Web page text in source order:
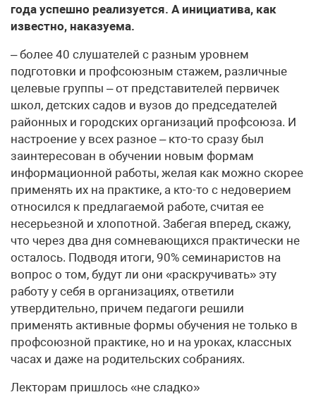
года успешно реализуется. А инициатива, как
известно, наказуема.
– более 40 слушателей с разным уровнем
подготовки и профсоюзным стажем, различные
целевые группы – от представителей первичек
школ, детских садов и вузов до председателей
районных и городских организаций профсоюза. И
настроение у всех разное – кто-то сразу был
заинтересован в обучении новым формам
информационной работы, желая как можно скорее
применять их на практике, а кто-то с недоверием
относился к предлагаемой работе, считая ее
несерьезной и хлопотной. Забегая вперед, скажу,
что через два дня сомневающихся практически не
осталось. Подводя итоги, 90% семинаристов на
вопрос о том, будут ли они «раскручивать» эту
работу у себя в организациях, ответили
утвердительно, причем педагоги решили
применять активные формы обучения не только в
профсоюзной практике, но и на уроках, классных
часах и даже на родительских собраниях.
Лекторам пришлось «не сладко»